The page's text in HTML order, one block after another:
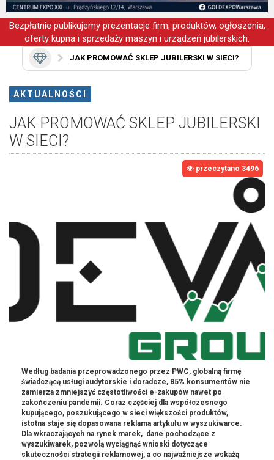
Bezpłatnie publikujemy prezentacje firm, produktów, ogłoszenia,
oferty kupna i sprzedaży maszyn i urządzeń jubilerskich.
JAK PROMOWAĆ SKLEP JUBILERSKI W SIECI?
AKTUALNOŚCI
JAK PROMOWAĆ SKLEP JUBILERSKI
W SIECI?
przeczytano 3496
Według badania przeprowadzonego przez PWC, globalną firmę
świadczącą usługi audytorskie i doradcze, 85% konsumentów nie
zamierza zmniejszyć częstotliwości e-zakupów nawet po
zakończeniu pandemii. Coraz częściej dla współczesnego
kupującego, poszukującego w sieci większości produktów,
istotna staje się dopasowana reklama artykułu w wyszukiwarce.
Dla wkraczających na rynek marek, dane pochodzące z
wyszukiwarek, pozwolą wyciągnąć wnioski dotyczące
skuteczności strategii reklamowej, a co najważniejsze wskażą